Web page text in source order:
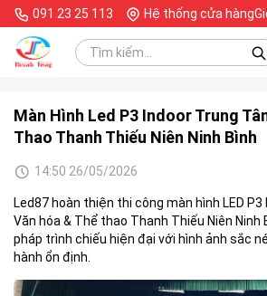
091 23 25 113 Hệ thống cửa hàng
Màn Hình Led P3 Indoor Trung
Thao Thanh Thiếu Niên Ninh Bình
14:50 26/05/2026
Led87 hoàn thiện thi công màn hình LED
Văn hóa & Thể thao Thanh Thiếu Niên Ninh
pháp trình chiếu hiện đại với hình ảnh sắc
hành ổn định.